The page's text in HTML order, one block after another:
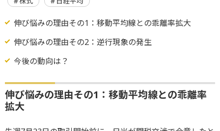
伸び悩みの理由その1：移動平均線との乖離率拡大
伸び悩みの理由その2：逆行現象の発生
今後の動向は？
伸び悩みの理由その1：移動平均線との乖離率
拡大